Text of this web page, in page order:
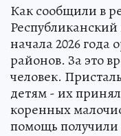
Как сообщили в
начала 2026 года
районов. За это
человек.
детям - их
коренных
помощь получили